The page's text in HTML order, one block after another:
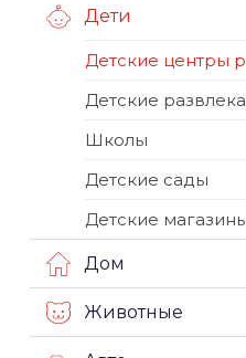
Дети
Детские центры
Детские
Школы
Детские сады
Детские
Дом
Животные